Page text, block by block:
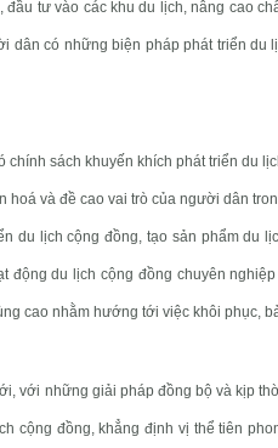
đầu tư vào các khu du lịch, nâng cao
dân có những biện pháp phát triển du
chính sách khuyến khích phát triển du
hoá và đề cao vai trò của người dân
du lịch cộng đồng, tạo sản phẩm du
động du lịch cộng đồng chuyên
cao nhằm hướng tới việc khôi phục,
với những giải pháp đồng bộ và kịp
cộng đồng, khẳng định vị thể tiên